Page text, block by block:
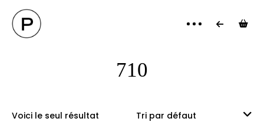
710
Voici le seul résultat